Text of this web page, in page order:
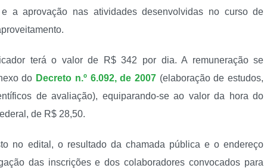
a aprovação nas atividades desenvolvidas no curso de
terá o valor de R$ 342 por dia. A remuneração se
do Decreto n.º 6.092, de 2007(elaboração de estudos,
de avaliação), equiparando-se ao valor da hora do
de R$ 28,50.
no edital, o resultado da chamada pública e o endereço
das inscrições e dos colaboradores convocados para